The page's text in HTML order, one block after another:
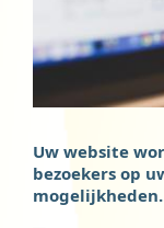
Uw website
bezoekers op